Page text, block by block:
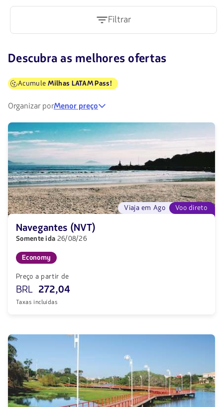
Filtrar
Descubra as melhores ofertas
AcumuleMilhas LATAM Pass!
Organizar porMenor preço
Voo direto
Viaja em Ago
Navegantes (NVT)
Somente ida 26/08/26
Economy
Preço a partir de
BRL 272,04
Taxas incluídas